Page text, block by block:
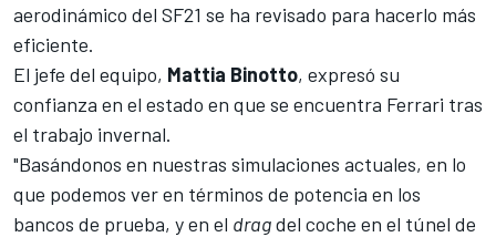
aerodinámico del SF21 se ha revisado para hacerlo más
eficiente.
El jefe del equipo, Mattia Binotto, expresó su
confianza en el estado en que se encuentra Ferrari tras
el trabajo invernal.
"Basándonos en nuestras simulaciones actuales, en lo
que podemos ver en términos de potencia en los
bancos de prueba, y en el dragdel coche en el túnel de